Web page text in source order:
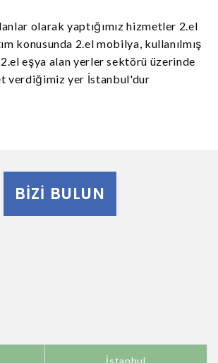
olarak yaptığımız hizmetler 2.el
konusunda 2.el mobilya, kullanılmış
eşya alan yerler sektörü üzerinde
verdiğimiz yer İstanbul'dur
BIZI BULUN
İstanbul